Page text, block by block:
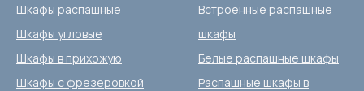
Шкафы распашные
Шкафы угловые
Шкафы в прихожую
Шкафы с фрезеровкой
Встроенные распашные
шкафы
Белые распашные шкафы
Распашные шкафы в